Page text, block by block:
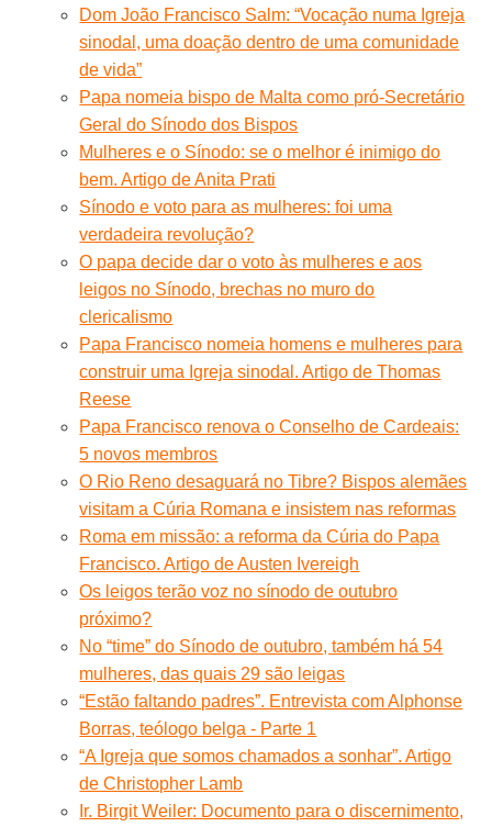
Dom João Francisco Salm: “Vocação numa Igreja
sinodal, uma doação dentro de uma comunidade
de vida”
Papa nomeia bispo de Malta como pró-Secretário
Geral do Sínodo dos Bispos
Mulheres e o Sínodo: se o melhor é inimigo do
bem. Artigo de Anita Prati
Sínodo e voto para as mulheres: foi uma
verdadeira revolução?
O papa decide dar o voto às mulheres e aos
leigos no Sínodo, brechas no muro do
clericalismo
Papa Francisco nomeia homens e mulheres para
construir uma Igreja sinodal. Artigo de Thomas
Reese
Papa Francisco renova o Conselho de Cardeais:
5 novos membros
O Rio Reno desaguará no Tibre? Bispos alemães
visitam a Cúria Romana e insistem nas reformas
Roma em missão: a reforma da Cúria do Papa
Francisco. Artigo de Austen Ivereigh
Os leigos terão voz no sínodo de outubro
próximo?
No “time” do Sínodo de outubro, também há 54
mulheres, das quais 29 são leigas
“Estão faltando padres”. Entrevista com Alphonse
Borras, teólogo belga - Parte 1
“A Igreja que somos chamados a sonhar”. Artigo
de Christopher Lamb
Ir. Birgit Weiler: Documento para o discernimento,